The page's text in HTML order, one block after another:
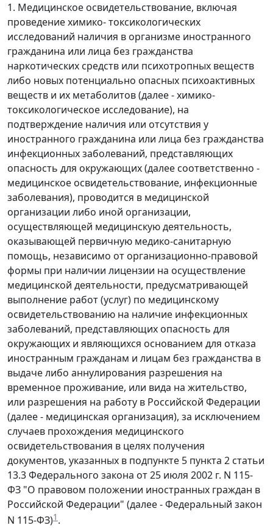
1. Медицинское освидетельствование, включая
проведение химико- токсикологических
исследований наличия в организме иностранного
гражданина или лица без гражданства
наркотических средств или психотропных веществ
либо новых потенциально опасных психоактивных
веществ и их метаболитов (далее - химико-
токсикологическое исследование), на
подтверждение наличия или отсутствия у
иностранного гражданина или лица без гражданства
инфекционных заболеваний, представляющих
опасность для окружающих (далее соответственно -
медицинское освидетельствование, инфекционные
заболевания), проводится в медицинской
организации либо иной организации,
осуществляющей медицинскую деятельность,
оказывающей первичную медико-санитарную
помощь, независимо от организационно-правовой
формы при наличии лицензии на осуществление
медицинской деятельности, предусматривающей
выполнение работ (услуг) по медицинскому
освидетельствованию на наличие инфекционных
заболеваний, представляющих опасность для
окружающих и являющихся основанием для отказа
иностранным гражданам и лицам без гражданства в
выдаче либо аннулирования разрешения на
временное проживание, или вида на жительство,
или разрешения на работу в Российской Федерации
(далее - медицинская организация), за исключением
случаев прохождения медицинского
освидетельствования в целях получения
документов, указанных в подпункте 5 пункта 2 статьи
13.3 Федерального закона от 25 июля 2002 г. N 115-
ФЗ "О правовом положении иностранных граждан в
Российской Федерации" (далее - Федеральный закон
N 115-ФЗ)1 .